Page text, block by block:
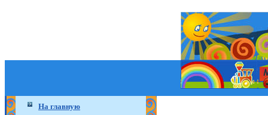
На главную